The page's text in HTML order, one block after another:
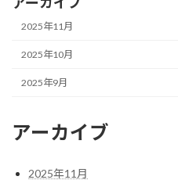
2025年11月
2025年10月
2025年9月
アーカイブ
2025年11月